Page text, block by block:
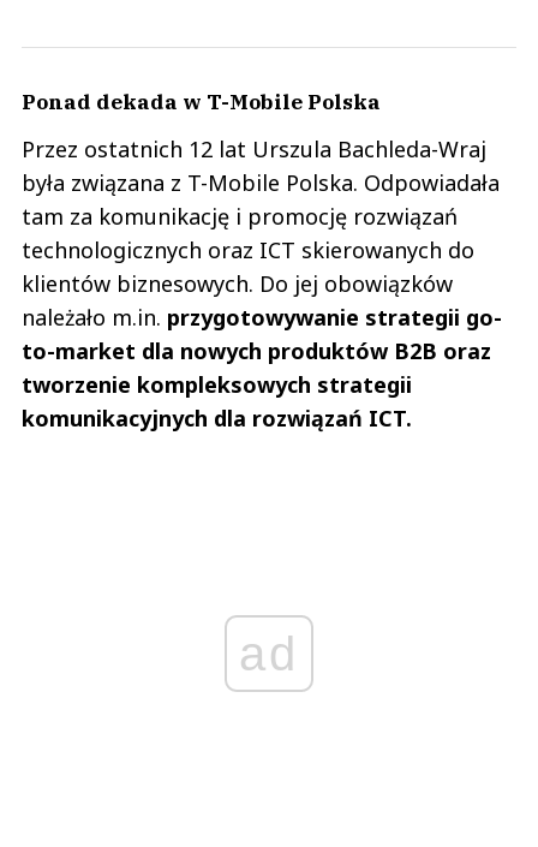
Ponad dekada w T-Mobile Polska
Przez ostatnich 12 lat Urszula Bachleda-Wraj
była związana z T-Mobile Polska. Odpowiadała
tam za komunikację i promocję rozwiązań
technologicznych oraz ICT skierowanych do
klientów biznesowych. Do jej obowiązków
należało m.in. przygotowywanie strategii go-
to-market dla nowych produktów B2B oraz
tworzenie kompleksowych strategii
komunikacyjnych dla rozwiązań ICT.
ad